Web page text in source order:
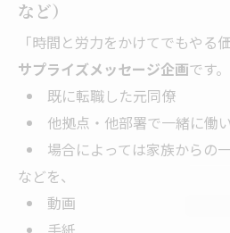
など）
「時間と労力をかけてでもやる
サプライズメッセージ企画です。
既に転職した元同僚
他拠点・他部署で一緒に働
場合によっては家族からの
などを、
動画